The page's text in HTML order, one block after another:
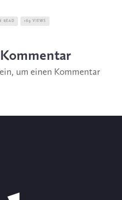
READ 169 VIEWS
um einen Kommentar